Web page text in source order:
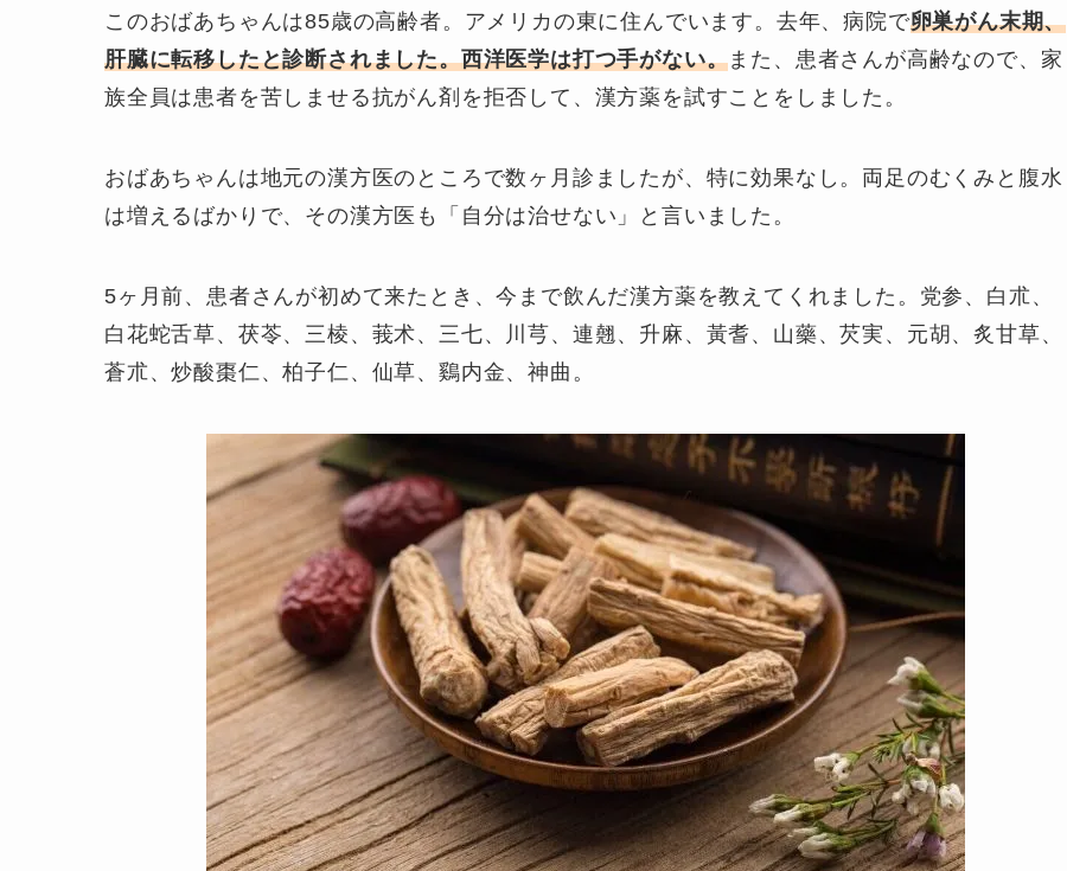
このおばあちゃんは85歳の高齢者。アメリカの東に住んでいます。去年、病院で卵巣がん末期、
肝臓に転移したと診断されました。西洋医学は打つ手がない。 また、患者さんが高齢なので、家
族全員は患者を苦しませる抗がん剤を拒否して、漢方薬を試すことをしました。
おばあちゃんは地元の漢方医のところで数ヶ月診ましたが、特に効果なし。両足のむくみと腹水
は増えるばかりで、その漢方医も「自分は治せない」と言いました。
5ヶ月前、患者さんが初めて来たとき、今まで飲んだ漢方薬を教えてくれました。党参、白朮、
白花蛇舌草、茯苓、三棱、莪术、三七、川芎、連翹、升麻、黃耆、山藥、芡実、元胡、炙甘草、
蒼朮、炒酸棗仁、柏子仁、仙草、鷄内金、神曲。